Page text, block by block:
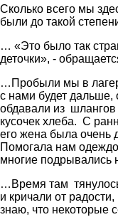
Сколько всего мы
были до такой
… «Это было так
деточки», -
…Пробыли мы в
с нами будет дальше,
обдавали из шлангов
кусочек хлеба. С
его жена была очень
Помогала нам
многие подрывались
…Время там
и кричали от
знаю, что некоторые